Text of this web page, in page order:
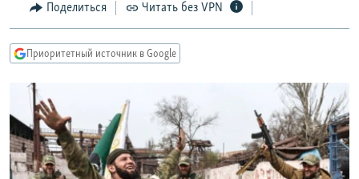
навигации
Вернутся
IDEL.РЕАЛИИ
КАВКАЗ.РЕАЛИИ
СИБИРЬ.РЕАЛИИ
РАСПИСАНИЕ ВЕЩАНИЯ
ПОДПИШИТЕСЬ НА РАССЫЛКУ
Поделиться Читать без VPN
Приоритетный источник в Google